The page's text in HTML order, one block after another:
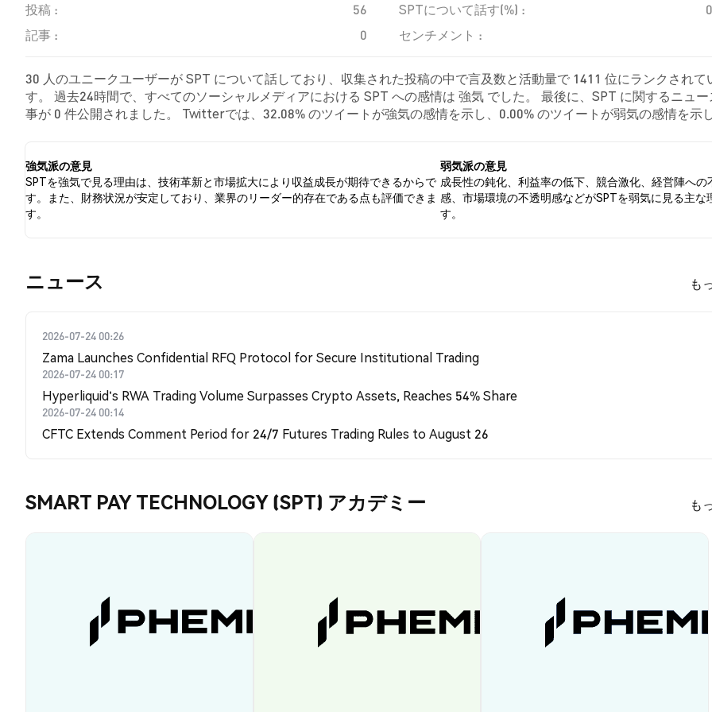
投稿 :
56 SPTについて話す(%) :
記事 :
0 センチメント :
30 人のユニークユーザーが SPT について話しており、収集された投稿の中で言及数と活動量で 1411 位にランクされて
す。 過去24時間で、すべてのソーシャルメディアにおける SPT への感情は 強気 でした。 最後に、SPT に関するニュ
事が 0 件公開されました。 Twitterでは、32.08% のツイートが強気の感情を示し、0.00% のツイートが弱気の感情を示
強気派の意見
SPTを強気で見る理由は、技術革新と市場拡大により収益成長が期待できるからで
す。また、財務状況が安定しており、業界のリーダー的存在である点も評価できま
す。
弱気派の意見
成長性の鈍化、利益率の低下、競合激化、経営陣への
感、市場環境の不透明感などがSPTを弱気に見る主な
す。
​​ニュース​​ も
2026-07-24 00:26
Zama Launches Confidential RFQ Protocol for Secure Institutional Trading
2026-07-24 00:17
Hyperliquid's RWA Trading Volume Surpasses Crypto Assets, Reaches 54% Share
2026-07-24 00:14
CFTC Extends Comment Period for 24/7 Futures Trading Rules to August 26
SMART PAY TECHNOLOGY (SPT) アカデミー も